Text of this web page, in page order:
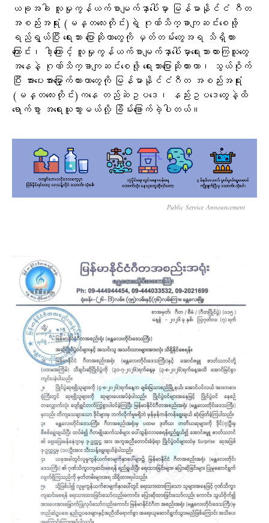
ယခုအခါ လူမှုကွန်ယက်စာမျက်နှာပေါ်မှာ မြန်မာနိုင်ငံ ဂီတ
အစည်းအရုံး (မန္တလေးတိုင်း)ရဲ့ ဂုဏ်သိက္ခာကျဆင်းစေဖို့
ရည်ရွယ်ပြီး ရေးသား ပြောဆိုတာတွေကို မှတ်တမ်းတွေအရ သိရှိထား
ကြောင်း၊ ဒါ့ကြောင့် လူမှုကွန်ယက်စာမျက်နှာပေါ်မှာရေးသားထားကြသူတွေ
အနေနဲ့ ဂုဏ်သိက္ခာကျဆင်းစေဖို့ ရေးသားပြောဆိုထားတာ၊ သွယ်ဝိုက်
ပြီး အားပေးအားမြှောက်ထားတာတွေကို မြန်မာနိုင်ငံဂီတ အစည်းအရုံး
(မန္တလေးတိုင်း)ကနေ တည်ဆဲဥပဒေ၊ နည်းဥပဒေတွေနဲ့ထိ
ရောက်စွာ အရေးယူသွားမယ်လို့ ခြိမ်းခြောက်ခဲ့ပါတယ်။
Public Service Announcement